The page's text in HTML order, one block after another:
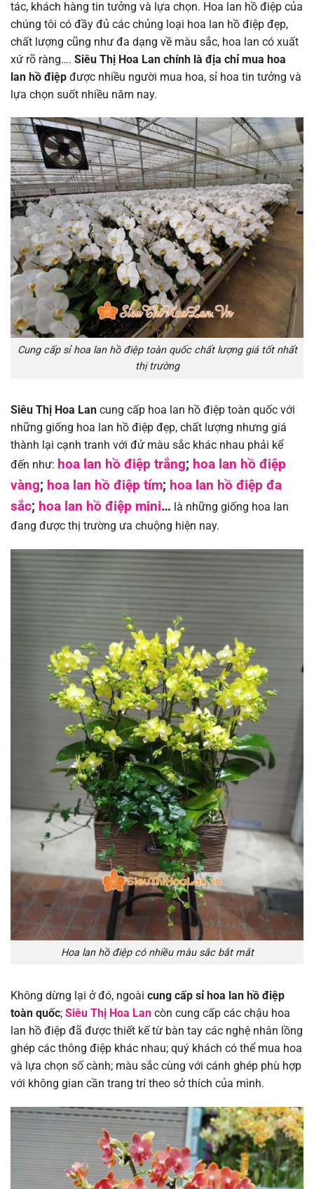
tác, khách hàng tin tưởng và lựa chọn. Hoa lan hồ điệp của
chúng tôi có đầy đủ các chủng loại hoa lan hồ điệp đẹp,
chất lượng cũng như đa dạng về màu sắc, hoa lan có xuất
xứ rõ ràng…. Siêu Thị Hoa Lan chính là địa chỉ mua hoa
lan hồ điệp được nhiều người mua hoa, sỉ hoa tin tưởng và
lựa chọn suốt nhiều năm nay.
Cung cấp sỉ hoa lan hồ điệp toàn quốc chất lượng giá tốt nhất
thị trường
Siêu Thị Hoa Lan cung cấp hoa lan hồ điệp toàn quốc với
những giống hoa lan hồ điệp đẹp, chất lượng nhưng giá
thành lại cạnh tranh với đử màu sắc khác nhau phải kể
đến như: hoa lan hồ điệp trắng; hoa lan hồ điệp
vàng; hoa lan hồ điệp tím; hoa lan hồ điệp đa
sắc; hoa lan hồ điệp mini… là những giống hoa lan
đang được thị trường ưa chuộng hiện nay.
Hoa lan hồ điệp có nhiều màu sắc bắt mắt
Không dừng lại ở đó, ngoài cung cấp sỉ hoa lan hồ điệp
toàn quốc; Siêu Thị Hoa Lan còn cung cấp các chậu hoa
lan hồ điệp đã được thiết kế từ bàn tay các nghệ nhân lồng
ghép các thông điệp khác nhau; quý khách có thể mua hoa
và lựa chọn số cành; màu sắc cùng với cánh ghép phù hợp
với không gian cần trang trí theo sở thích của mình.